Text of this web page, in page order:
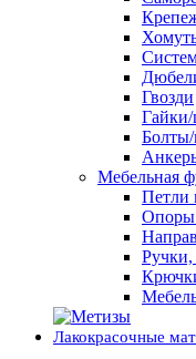
Гвозди
Мебельная
Петли
Опоры
Ручки,
Лакокрасочные